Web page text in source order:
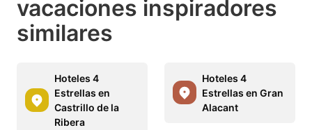
vacaciones inspiradores
similares
Hoteles 4
Estrellas en
Castrillo de la
Ribera
Hoteles 4
Estrellas en Gran
Alacant